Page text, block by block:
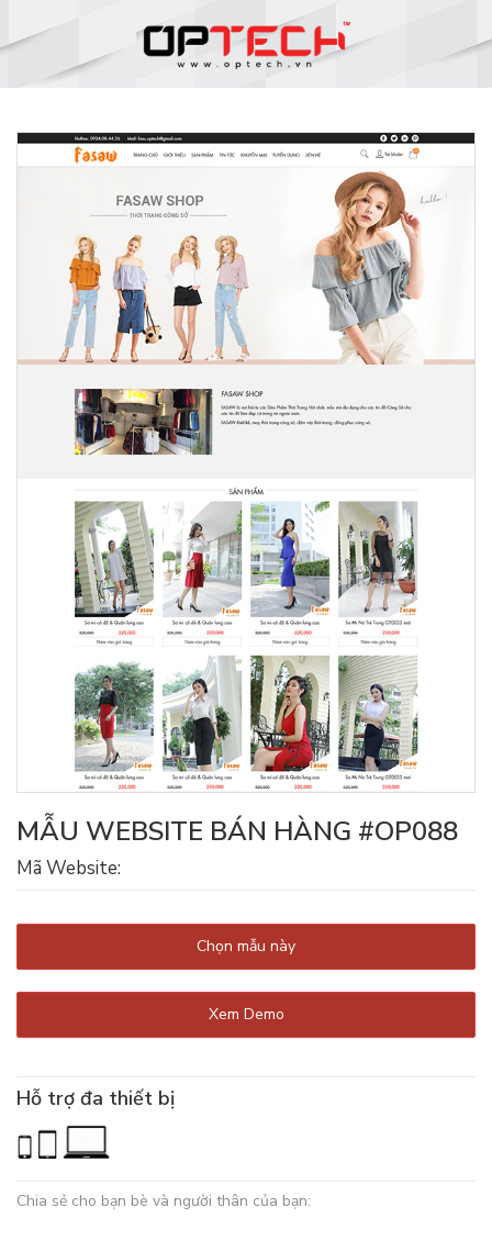
MẪU WEBSITE BÁN HÀNG #OP088
Mã Website:
Chọn mẫu này
Xem Demo
Hỗ trợ đa thiết bị
Chia sẻ cho bạn bè và người thân của bạn: